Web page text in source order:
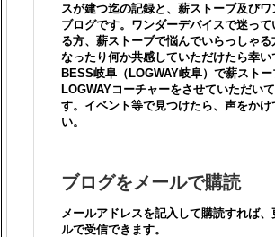
スが建つ迄の記録と、薪ストーブ及び
ブログです。ワンダーデバイスで迷って
る方、薪ストーブで悩んでいらっしゃる
なったり何か共感していただけたら幸い
BESS岐阜（LOGWAY岐阜）で薪スト
LOGWAYコーチャーをさせていただい
す。イベント等で見つけたら、声をかけ
い。
ブログをメールで購読
メールアドレスを記入して購読すれば
ルで受信できます。